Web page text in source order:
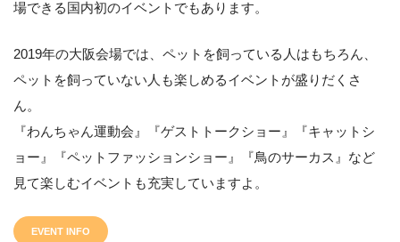
4
場できる国内初のイベントでもあります。
2019年の大阪会場では、ペットを飼っている人はもちろん、
ペットを飼っていない人も楽しめるイベントが盛りだくさ
ん。
『わんちゃん運動会』『ゲストトークショー』『キャットシ
ョー』『ペットファッションショー』『鳥のサーカス』など
見て楽しむイベントも充実していますよ。
EVENT INFO